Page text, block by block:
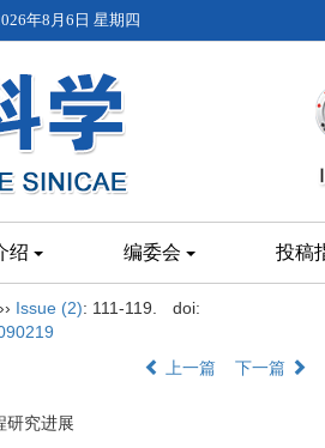
年8月6日 星期四
绍 编委会 投稿
›› Issue (2): 111-119.
doi:
上一篇 下一篇
研究进展